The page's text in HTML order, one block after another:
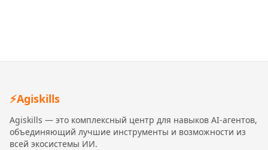
⚡Agiskills
Agiskills — это комплексный центр для навыков AI-агентов,
объединяющий лучшие инструменты и возможности из
всей экосистемы ИИ.